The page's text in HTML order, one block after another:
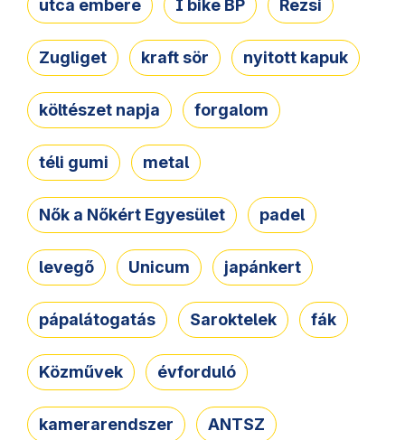
utca embere I bike BP Rezsi
Zugliget kraft sör nyitott kapuk
költészet napja forgalom
téli gumi metal
Nők a Nőkért Egyesület padel
levegő Unicum japánkert
pápalátogatás Saroktelek fák
Közművek évforduló
kamerarendszer ANTSZ